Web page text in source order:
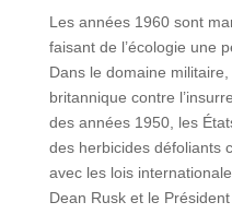
Les années 1960 sont
faisant de l’écologie une
Dans le domaine
britannique contre
des années 1950, les
des herbicides défoliants
avec les lois
Dean Rusk et le